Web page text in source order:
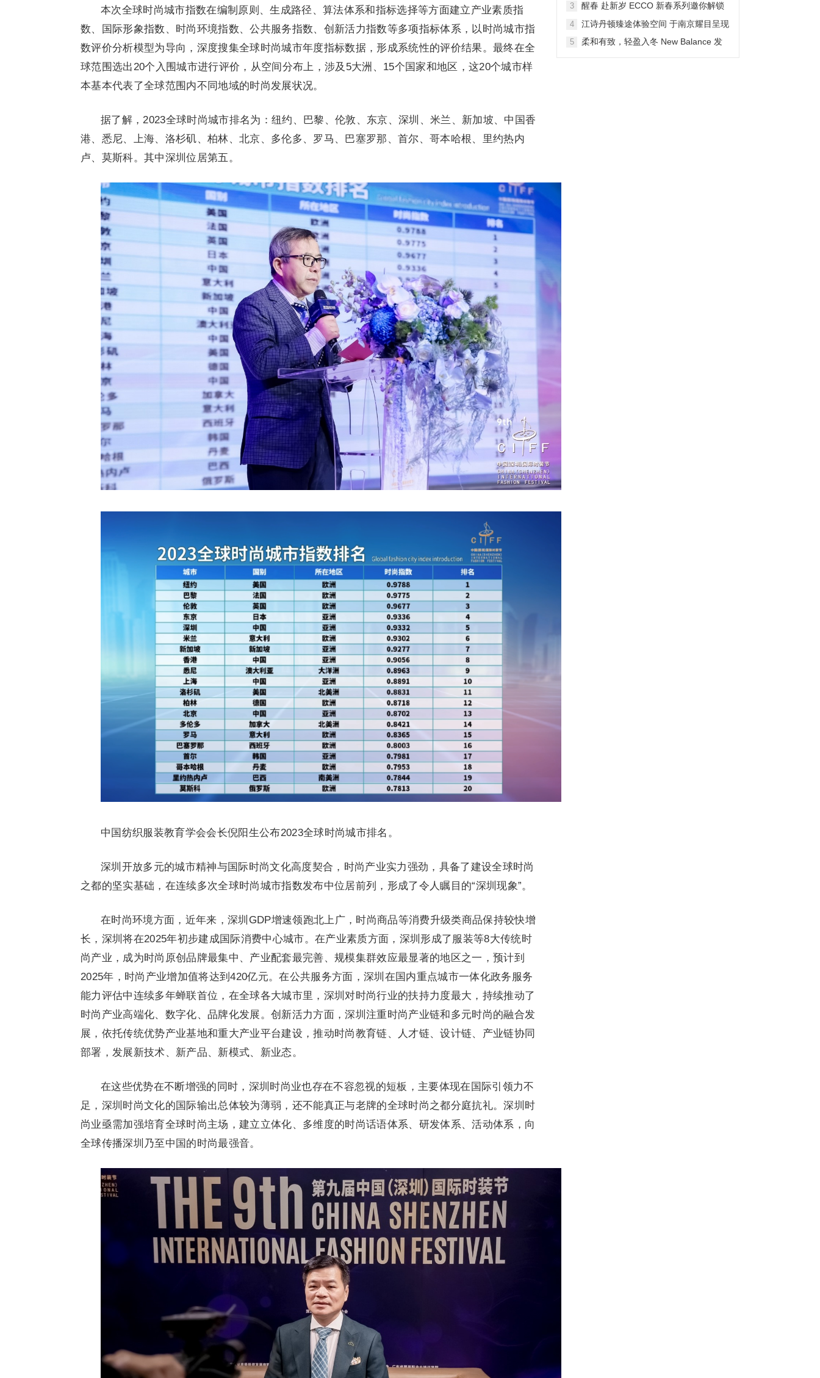
本次全球时尚城市指数在编制原则、生成路径、算法体系和指标选择等方面建立产业素质指
数、国际形象指数、时尚环境指数、公共服务指数、创新活力指数等多项指标体系，以时尚城市指
数评价分析模型为导向，深度搜集全球时尚城市年度指标数据，形成系统性的评价结果。最终在全
球范围选出20个入围城市进行评价，从空间分布上，涉及5大洲、15个国家和地区，这20个城市样
本基本代表了全球范围内不同地域的时尚发展状况。
据了解，2023全球时尚城市排名为：纽约、巴黎、伦敦、东京、深圳、米兰、新加坡、中国香
港、悉尼、上海、洛杉矶、柏林、北京、多伦多、罗马、巴塞罗那、首尔、哥本哈根、里约热内
卢、莫斯科。其中深圳位居第五。
中国纺织服装教育学会会长倪阳生公布2023全球时尚城市排名。
深圳开放多元的城市精神与国际时尚文化高度契合，时尚产业实力强劲，具备了建设全球时尚
之都的坚实基础，在连续多次全球时尚城市指数发布中位居前列，形成了令人瞩目的“深圳现象”。
在时尚环境方面，近年来，深圳GDP增速领跑北上广，时尚商品等消费升级类商品保持较快增
长，深圳将在2025年初步建成国际消费中心城市。在产业素质方面，深圳形成了服装等8大传统时
尚产业，成为时尚原创品牌最集中、产业配套最完善、规模集群效应最显著的地区之一，预计到
2025年，时尚产业增加值将达到420亿元。在公共服务方面，深圳在国内重点城市一体化政务服务
能力评估中连续多年蝉联首位，在全球各大城市里，深圳对时尚行业的扶持力度最大，持续推动了
时尚产业高端化、数字化、品牌化发展。创新活力方面，深圳注重时尚产业链和多元时尚的融合发
展，依托传统优势产业基地和重大产业平台建设，推动时尚教育链、人才链、设计链、产业链协同
部署，发展新技术、新产品、新模式、新业态。
在这些优势在不断增强的同时，深圳时尚业也存在不容忽视的短板，主要体现在国际引领力不
足，深圳时尚文化的国际输出总体较为薄弱，还不能真正与老牌的全球时尚之都分庭抗礼。深圳时
尚业亟需加强培育全球时尚主场，建立立体化、多维度的时尚话语体系、研发体系、活动体系，向
全球传播深圳乃至中国的时尚最强音。
3
醒春 赴新岁 ECCO 新春系列邀你解锁
4 江诗丹顿臻途体验空间 于南京耀目呈现
5
柔和有致，轻盈入冬 New Balance 发